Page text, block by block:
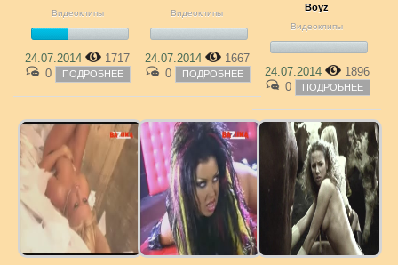
Видеоклипы
24.07.2014
1717
0
ПОДРОБНЕЕ
Видеоклипы
24.07.2014
1667
0
ПОДРОБНЕЕ
Boyz
Видеоклипы
24.07.2014
1896
0
ПОДРОБНЕЕ